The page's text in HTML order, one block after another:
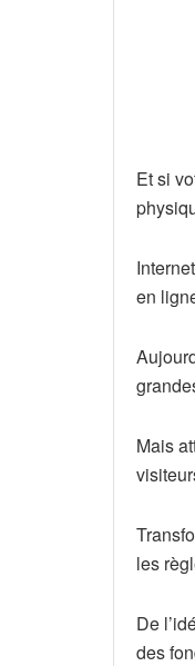
Et si
en
Mais
les
De
des